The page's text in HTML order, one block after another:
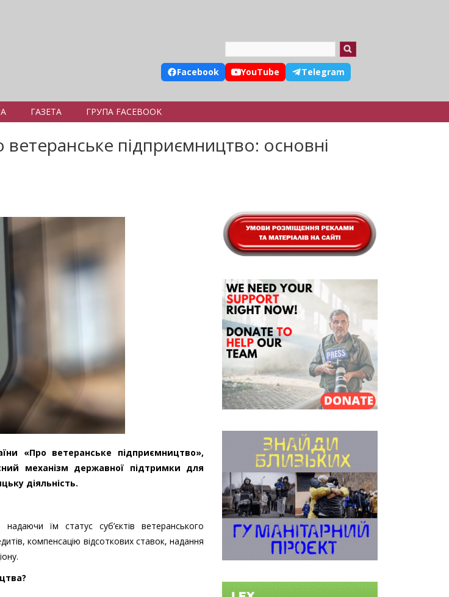
Facebook YouTube Telegram
ГАЗЕТА ГРУПА FACEBOOK
ветеранське підприємництво: основні
«Про ветеранське підприємництво»,
механізм державної підтримки для
діяльність.
їм статус суб’єктів ветеранського
компенсацію відсоткових ставок, надання